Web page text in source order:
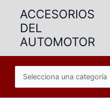
contenido
ACCESORIOS
DEL
AUTOMOTOR